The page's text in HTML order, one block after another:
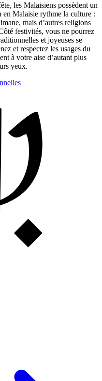
les Malaisiens possèdent un
Malaisie rythme la culture :
mais d’autres religions
festivités, vous ne pourrez
et joyeuses se
et respectez les usages du
à votre aise d’autant plus
yeux.